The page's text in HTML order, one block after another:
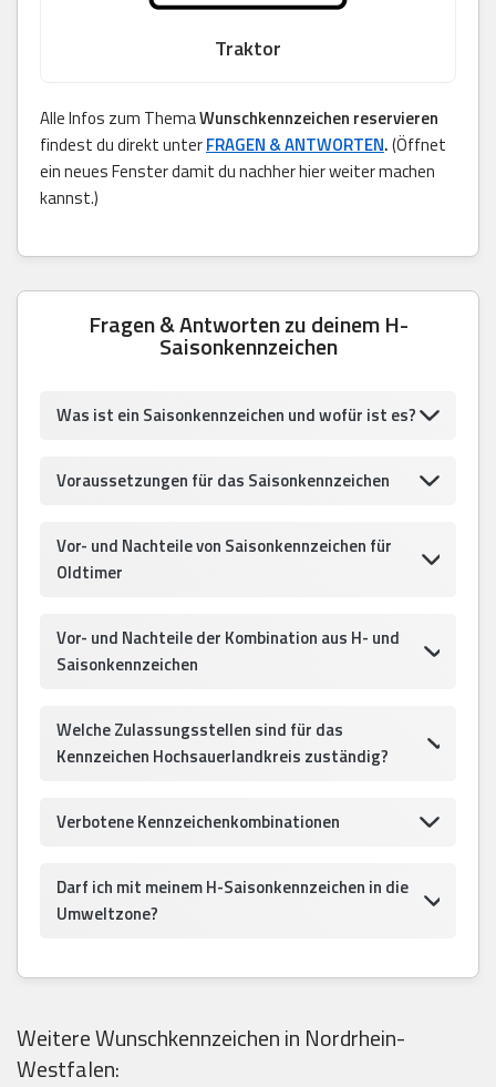
Traktor
Alle Infos zum ThemaWunschkennzeichen reservieren
findest du direkt unterFRAGEN & ANTWORTEN.(Öffnet
ein neues Fenster damit du nachher hier weiter machen
kannst.)
Fragen & Antworten zu deinem H-
Saisonkennzeichen
Was ist ein Saisonkennzeichen und wofür ist es?
Voraussetzungen für das Saisonkennzeichen
Vor- und Nachteile von Saisonkennzeichen für
Oldtimer
Vor- und Nachteile der Kombination aus H- und
Saisonkennzeichen
Welche Zulassungsstellen sind für das
Kennzeichen Hochsauerlandkreis zuständig?
Verbotene Kennzeichenkombinationen
Darf ich mit meinem H-Saisonkennzeichen in die
Umweltzone?
Weitere Wunschkennzeichen in Nordrhein-
Westfalen: